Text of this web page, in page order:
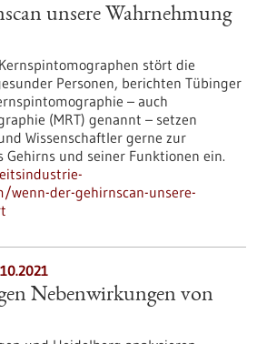
unsere Wahrnehmung
stört die
Personen, berichten Tübinger
– auch
(MRT) genannt – setzen
Wissenschaftler gerne zur
Gehirns und seiner Funktionen ein.
der-gehirnscan-unsere-
Nebenwirkungen von